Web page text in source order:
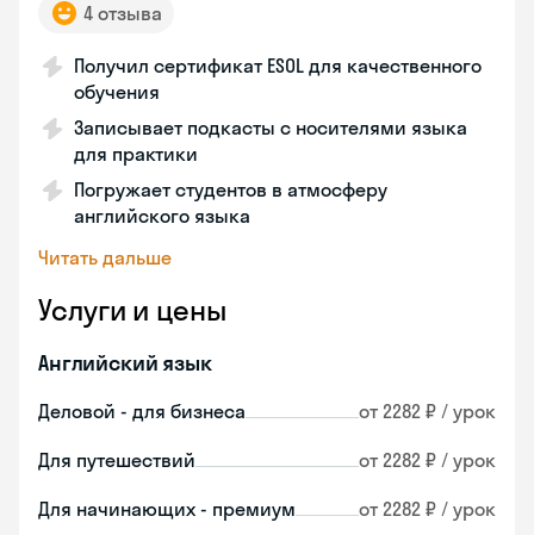
4 отзыва
Получил сертификат ESOL для качественного
обучения
Записывает подкасты с носителями языка
для практики
Погружает студентов в атмосферу
английского языка
Читать дальше
Услуги и цены
Английский язык
Деловой - для бизнеса от 2282 ₽ / урок
Для путешествий от 2282 ₽ / урок
Для начинающих - премиум от 2282 ₽ / урок